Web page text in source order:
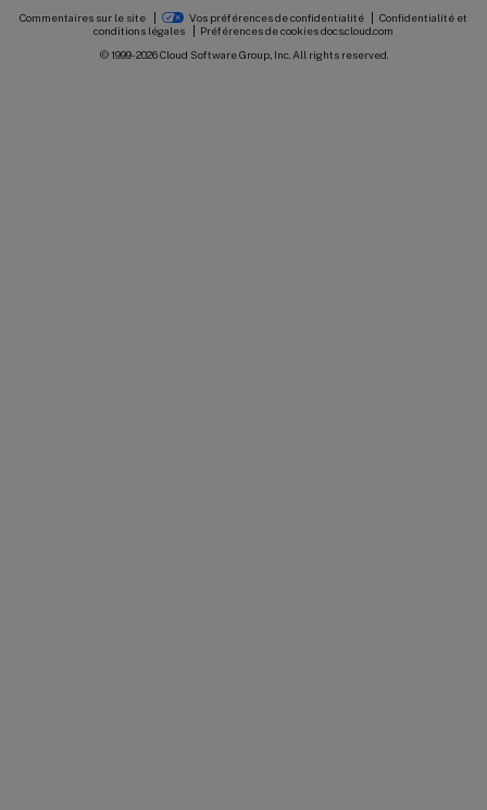
Commentaires sur le site Vos préférences de confidentialité
Confidentialité et
conditions légales
Préférences de cookiesdocs.cloud.com
© 1999-2026Cloud Software Group, Inc. All rights reserved.